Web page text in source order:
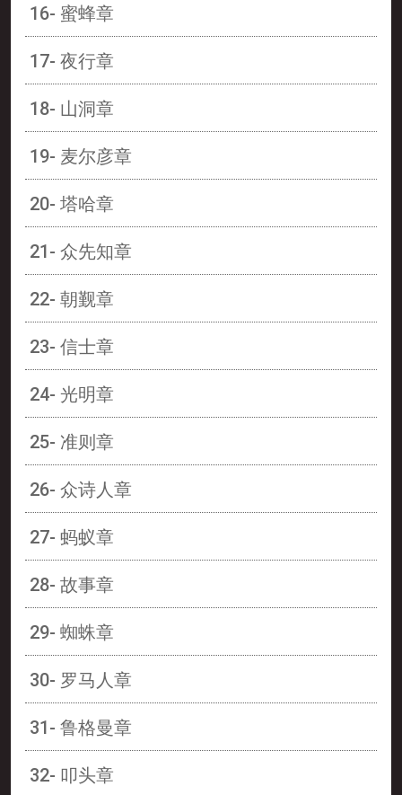
16- 蜜蜂章
17- 夜行章
18- 山洞章
19- 麦尔彦章
20- 塔哈章
21- 众先知章
22- 朝觐章
23- 信士章
24- 光明章
25- 准则章
26- 众诗人章
27- 蚂蚁章
28- 故事章
29- 蜘蛛章
30- 罗马人章
31- 鲁格曼章
32- 叩头章